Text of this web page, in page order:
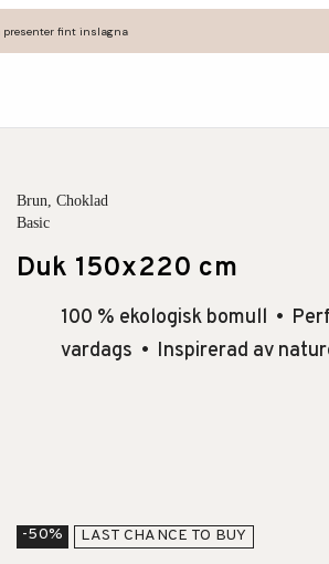
presenter fint inslagna
Brun , Choklad
Basic
Duk 150x220 cm
100 % ekologisk bomull
vardags
Inspirerad av
-50% LAST CHANCE TO BUY